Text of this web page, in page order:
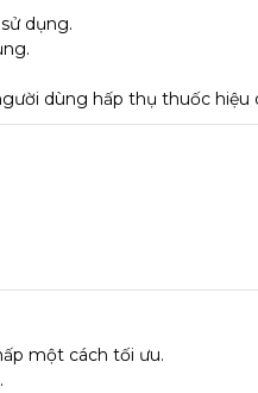
dụng.
dùng hấp thụ thuốc hiệu
một cách tối ưu.